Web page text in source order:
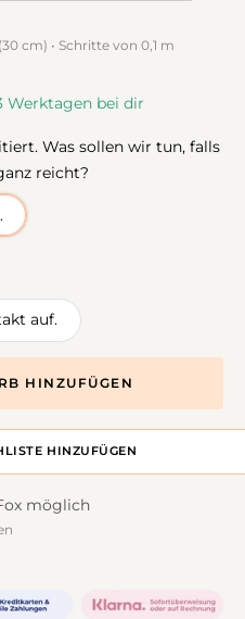
cm) • Schritte von 0,1 m
Werktagen bei dir
Was sollen wir tun, falls
reicht?
auf.
HINZUFÜGEN
HINZUFÜGEN
möglich